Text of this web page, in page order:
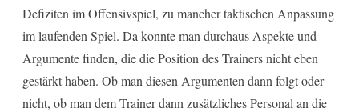
Defiziten im Offensivspiel, zu mancher taktischen Anpassung
im laufenden Spiel. Da konnte man durchaus Aspekte und
Argumente finden, die die Position des Trainers nicht eben
gestärkt haben. Ob man diesen Argumenten dann folgt oder
nicht, ob man dem Trainer dann zusätzliches Personal an die